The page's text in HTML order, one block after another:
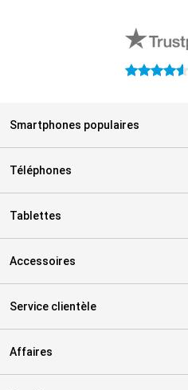
4.6 étoiles
Smartphones populaires
Téléphones
Tablettes
Accessoires
Service clientèle
Affaires